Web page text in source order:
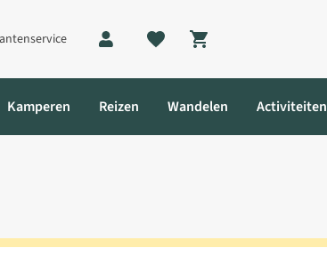
Shopping cart
Kamperen Reizen Wandelen Activiteiten